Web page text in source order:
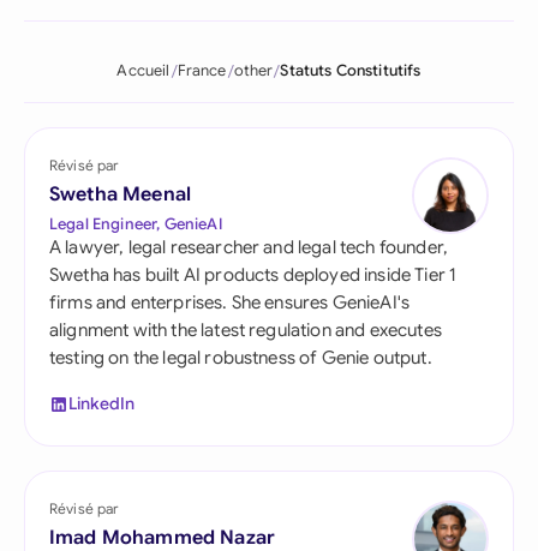
Accueil France other Statuts Constitutifs
Révisé par
Swetha Meenal
Legal Engineer, GenieAI
A lawyer, legal researcher and legal tech founder,
Swetha has built AI products deployed inside Tier 1
firms and enterprises. She ensures GenieAI's
alignment with the latest regulation and executes
testing on the legal robustness of Genie output.
LinkedIn
Révisé par
Imad Mohammed Nazar